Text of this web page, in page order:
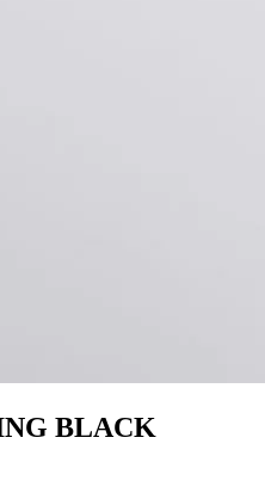
BLACK